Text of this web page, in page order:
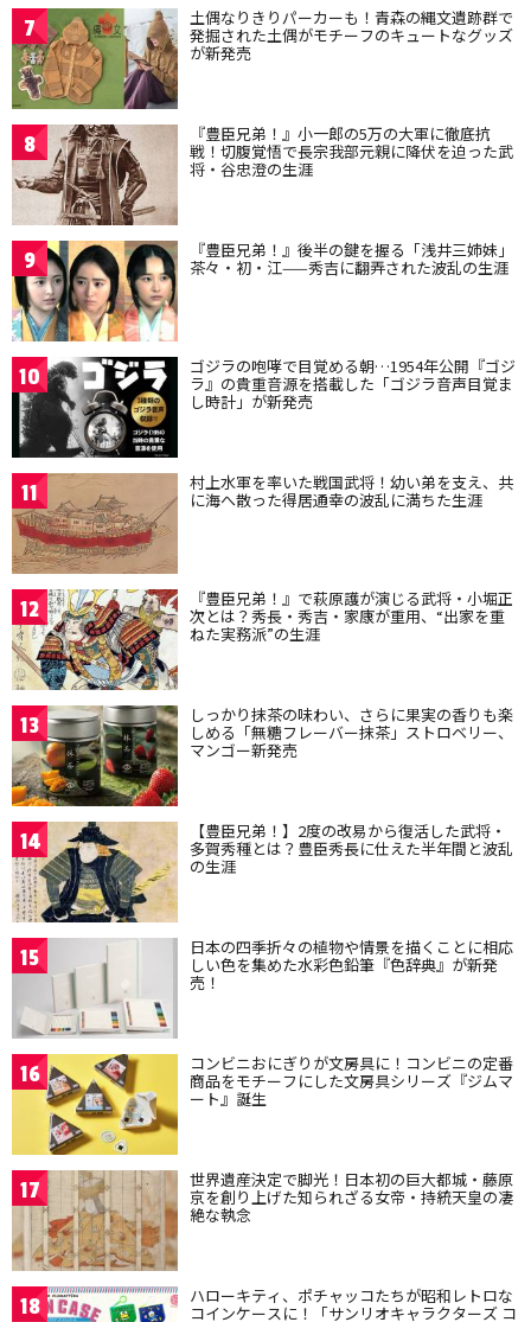
7 土偶なりきりパーカーも！青森の縄文遺跡群で
発掘された土偶がモチーフのキュートなグッズ
が新発売
8 『豊臣兄弟！』小一郎の5万の大軍に徹底抗
戦！切腹覚悟で長宗我部元親に降伏を迫った武
将・谷忠澄の生涯
9 『豊臣兄弟！』後半の鍵を握る「浅井三姉妹」
茶々・初・江——秀吉に翻弄された波乱の生涯
10 ゴジラの咆哮で目覚める朝…1954年公開『ゴジ
ラ』の貴重音源を搭載した「ゴジラ音声目覚ま
し時計」が新発売
11 村上水軍を率いた戦国武将！幼い弟を支え、共
に海へ散った得居通幸の波乱に満ちた生涯
12 『豊臣兄弟！』で萩原護が演じる武将・小堀正
次とは？秀長・秀吉・家康が重用、“出家を重
ねた実務派”の生涯
13 しっかり抹茶の味わい、さらに果実の香りも楽
しめる「無糖フレーバー抹茶」ストロベリー、
マンゴー新発売
14 【豊臣兄弟！】2度の改易から復活した武将・
多賀秀種とは？豊臣秀長に仕えた半年間と波乱
の生涯
15 日本の四季折々の植物や情景を描くことに相応
しい色を集めた水彩色鉛筆『色辞典』が新発
売！
16 コンビニおにぎりが文房具に！コンビニの定番
商品をモチーフにした文房具シリーズ『ジムマ
ート』誕生
17 世界遺産決定で脚光！日本初の巨大都城・藤原
京を創り上げた知られざる女帝・持統天皇の凄
絶な執念
18 ハローキティ、ポチャッコたちが昭和レトロな
コインケースに！「サンリオキャラクターズ コ